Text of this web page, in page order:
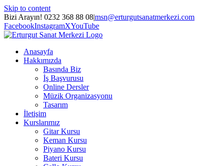
Skip to content
Bizi Arayın! 0232 368 88 08|msn@erturgutsanatmerkezi.com
FacebookInstagramXYouTube
Anasayfa
Hakkımızda
Basında Biz
İş Başvurusu
Online Dersler
Müzik Organizasyonu
Tasarım
İletişim
Kurslarımız
Gitar Kursu
Keman Kursu
Piyano Kursu
Bateri Kursu